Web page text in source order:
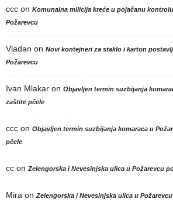
ccc on Komunalna milicija kreće u pojačanu
Požarevcu
Vladan on Novi kontejneri za staklo i karton
Požarevcu
Ivan Mlakar on Objavljen termin suzbijanja
zaštite pčele
ccc on Objavljen termin suzbijanja komaraca u
pčele
cc on Zelengorska i Nevesinjska ulica u Požarevcu
Mira on Zelengorska i Nevesinjska ulica u